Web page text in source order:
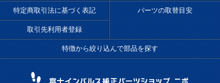
特定商取引法に基づく表記 パーツの取替目安
取引先利用者登録
特徴から絞り込んで部品を探す